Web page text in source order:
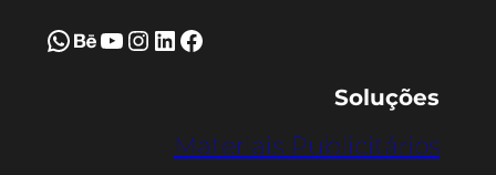
WhatsApp Behance Youtube Instagram LinkedIn Facebook
Soluções
Materiais Publicitários